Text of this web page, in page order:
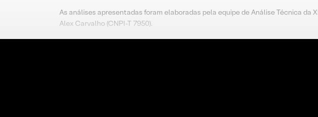
As análises apresentadas foram elaboradas pela equipe de Análise Técnica da
Alex Carvalho (CNPI-T 7950).